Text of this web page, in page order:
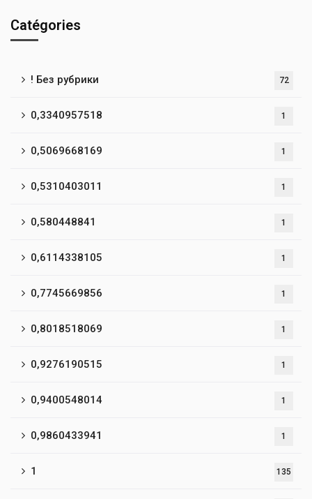
Catégories
! Без рубрики 72
0,3340957518 1
0,5069668169 1
0,5310403011 1
0,580448841 1
0,6114338105 1
0,7745669856 1
0,8018518069 1
0,9276190515 1
0,9400548014 1
0,9860433941 1
1 135